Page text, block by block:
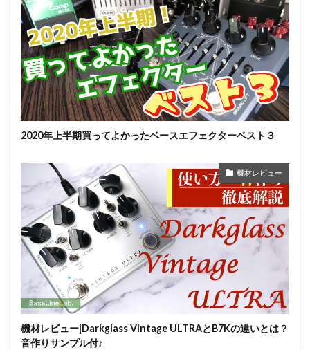
2020年上半期買ってよかったベースエフェクターベスト３
機材レビュー
機材レビュー|Darkglass Vintage ULTRAとB7Kの違いとは？
音作りサンプル付♪